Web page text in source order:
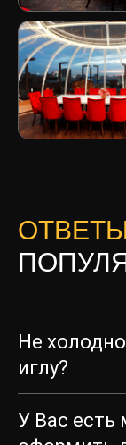
ОТВЕТЫ
Не
иглу?
У Вас
Режим
ежедневно с
Бронирование -